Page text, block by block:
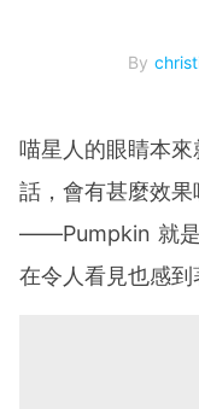
By
喵星人的眼睛本
話，會有甚麼效
——Pumpkin 就是
在令人看見也感到